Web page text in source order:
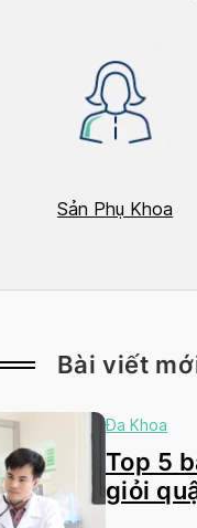
Sản Phụ Khoa
Bài viết
Đa Khoa
Top 5
giỏi